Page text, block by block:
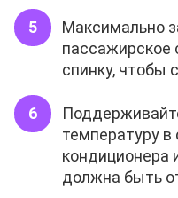
Максимально
пассажирское
спинку, чтобы
температуру
кондиционера
должна быть